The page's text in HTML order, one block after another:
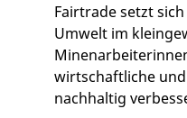
Fairtrade setzt
Umwelt im
wirtschaftliche
nachhaltig